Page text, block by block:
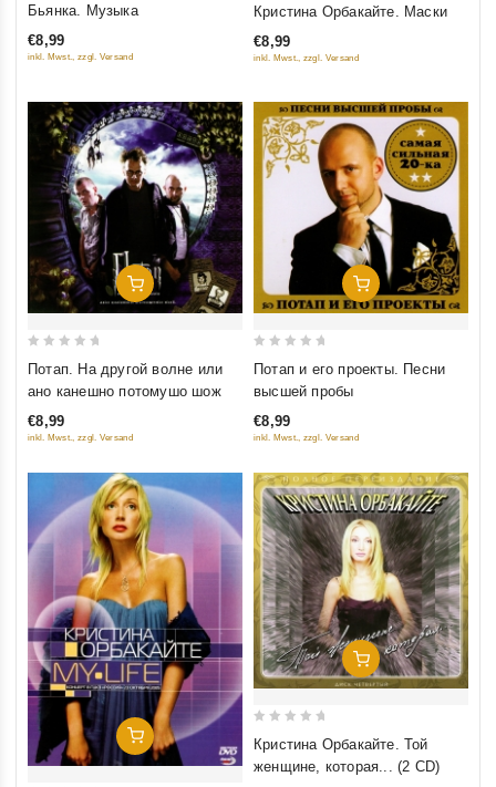
Бьянка. Музыка
€8,99
inkl. Mwst., zzgl. Versand
out of 5
Кристина Орбакайте. Маски
€8,99
inkl. Mwst., zzgl. Versand
Добавить В Корзину
5
Потап. На другой волне или
ано канешно потомушо шож
€8,99
inkl. Mwst., zzgl. Versand
Добавить В Корзину
5
Потап и его проекты. Песни
высшей пробы
€8,99
inkl. Mwst., zzgl. Versand
Добавить В Корзину
Добавить В Корзину
out
Кристина Орбакайте. Той
женщине, которая... (2 CD)